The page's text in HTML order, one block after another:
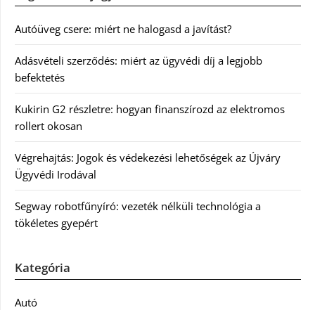
Autóüveg csere: miért ne halogasd a javítást?
Adásvételi szerződés: miért az ügyvédi díj a legjobb
befektetés
Kukirin G2 részletre: hogyan finanszírozd az elektromos
rollert okosan
Végrehajtás: Jogok és védekezési lehetőségek az Újváry
Ügyvédi Irodával
Segway robotfűnyíró: vezeték nélküli technológia a
tökéletes gyepért
Kategória
Autó